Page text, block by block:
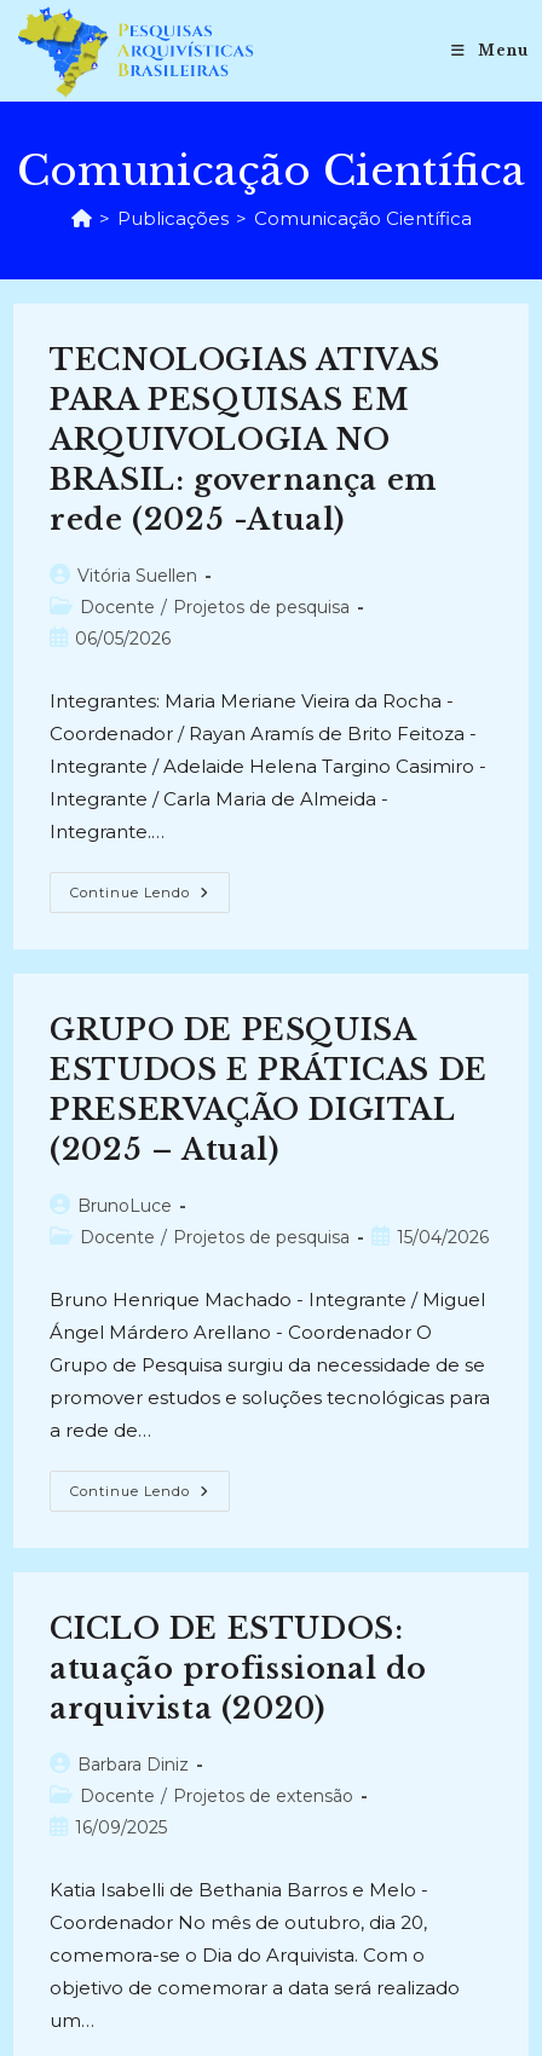
para
conteúdo
Menu
Comunicação Científica
> Publicações > Comunicação Científica
TECNOLOGIAS ATIVAS
PARA PESQUISAS EM
ARQUIVOLOGIA NO
BRASIL: governança em
rede (2025 -Atual)
Autor
do
post:
Vitória Suellen
Categoria
do
Docente / Projetos de pesquisa
Post06/05/2026
Integrantes: Maria Meriane Vieira da Rocha -
Coordenador / Rayan Aramís de Brito Feitoza -
Integrante / Adelaide Helena Targino Casimiro -
Integrante / Carla Maria de Almeida -
Integrante.…
Continue Lendo TECNOLOGIAS
ATIVAS
ARQUIVOLOGIA
Governança
Em
Rede
(2025
-
Atual)
GRUPO DE PESQUISA
ESTUDOS E PRÁTICAS DE
PRESERVAÇÃO DIGITAL
(2025 – Atual)
Autor
do
BrunoLuce
Categoria
Docente / Projetos de pesquisa
Post15/04/2026
Bruno Henrique Machado - Integrante / Miguel
Ángel Márdero Arellano - Coordenador O
Grupo de Pesquisa surgiu da necessidade de se
promover estudos e soluções tecnológicas para
a rede de…
Continue Lendo GRUPO
DE
PRÁTICAS
DIGITAL
(2025
–
Atual)
CICLO DE ESTUDOS:
atuação profissional do
arquivista (2020)
Autor
do
post:
Barbara Diniz
Categoria
do
Docente / Projetos de extensão
Post16/09/2025
Katia Isabelli de Bethania Barros e Melo -
Coordenador No mês de outubro, dia 20,
comemora-se o Dia do Arquivista. Com o
objetivo de comemorar a data será realizado
um…